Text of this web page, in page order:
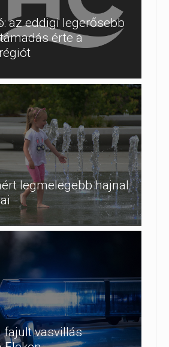
az eddigi legerősebb
érte a
legmelegebb hajnal
fajult vasvillás